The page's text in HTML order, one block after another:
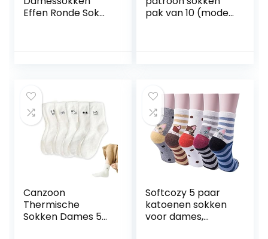
Effen Ronde Sok
pak van 10 (model:
Canzoon
Thermische
Sokken Dames 5
Softcozy 5 paar
katoenen sokken
voor dames,